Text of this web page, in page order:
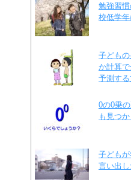
勉強習
校低学年
子ども
か計算
予測す
0の0乗
も見つ
子ども
言い出し